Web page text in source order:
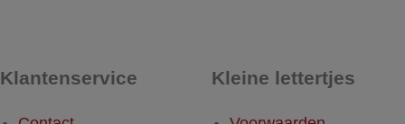
Klantenservice Kleine lettertjes